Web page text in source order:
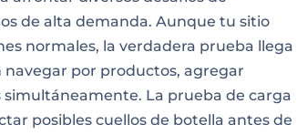
de alta demanda. Aunque tu sitio
normales, la verdadera prueba llega
por productos, agregar
La prueba de carga
posibles cuellos de botella antes de